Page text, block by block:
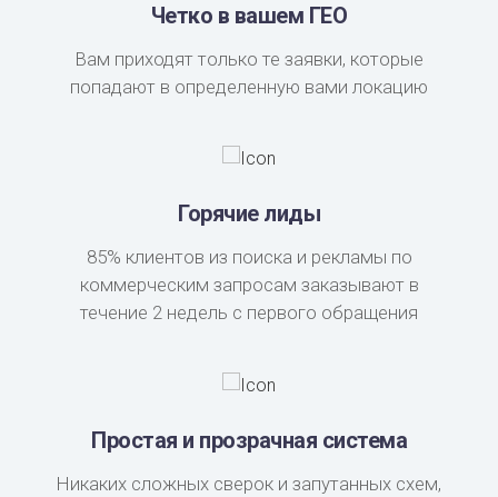
Четко в вашем ГЕО
Вам приходят только те заявки, которые
попадают в определенную вами локацию
Горячие лиды
85% клиентов из поиска и рекламы по
коммерческим запросам заказывают в
течение 2 недель с первого обращения
Простая и прозрачная система
Никаких сложных сверок и запутанных схем,